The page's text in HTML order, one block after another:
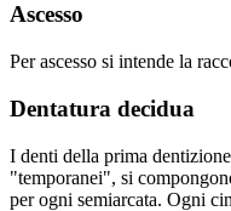
Ascesso
Per ascesso si intende la
Dentatura decidua
I denti della prima
"temporanei", si
per ogni semiarcata. Ogni